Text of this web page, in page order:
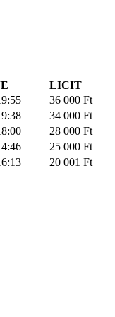
LICIT
36 000 Ft
34 000 Ft
28 000 Ft
25 000 Ft
20 001 Ft